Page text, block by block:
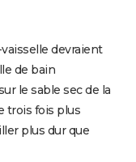
devraient
de bain
le sable sec de la
trois fois plus
plus dur que